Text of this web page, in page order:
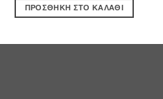
ΠΡΟΣΘΉΚΗ ΣΤΟ ΚΑΛΆΘΙ